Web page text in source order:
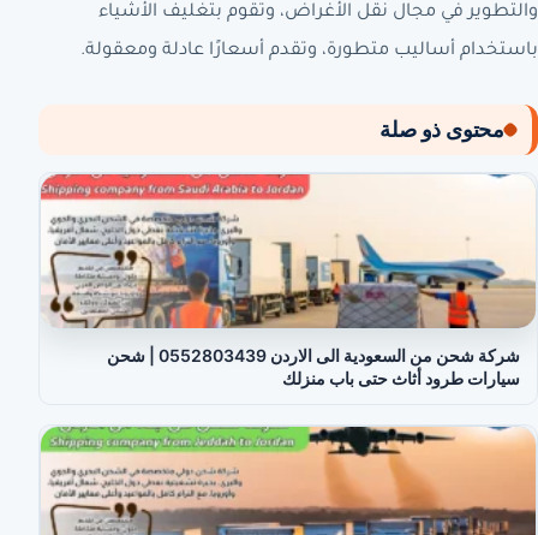
والتطوير في مجال نقل الأغراض، وتقوم بتغليف الأشياء
باستخدام أساليب متطورة، وتقدم أسعارًا عادلة ومعقولة.
محتوى ذو صلة
شركة شحن من السعودية الى الاردن 0552803439 | شحن
سيارات طرود أثاث حتى باب منزلك